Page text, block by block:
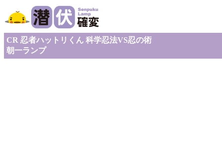
CR 忍者ハットリくん 科学忍法VS忍の術
朝一ランプ